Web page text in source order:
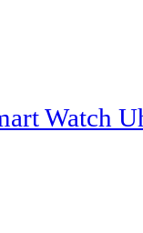
Watch